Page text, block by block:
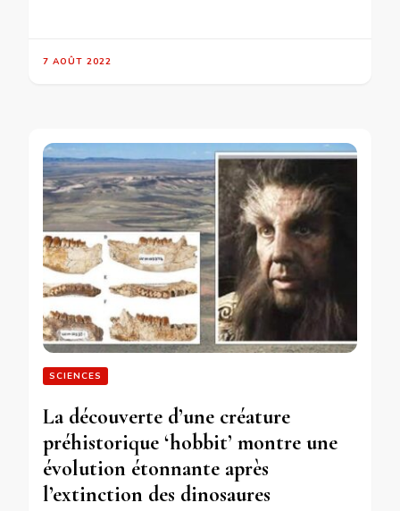
7 AOÛT 2022
SCIENCES
La découverte d’une créature
préhistorique ‘hobbit’ montre une
évolution étonnante après
l’extinction des dinosaures